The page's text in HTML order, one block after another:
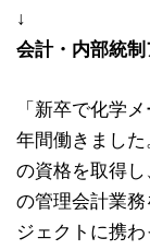
↓
会計・内部統
「新卒で化学
年間働きまし
の資格を取得
の管理会計業
ジェクトに携